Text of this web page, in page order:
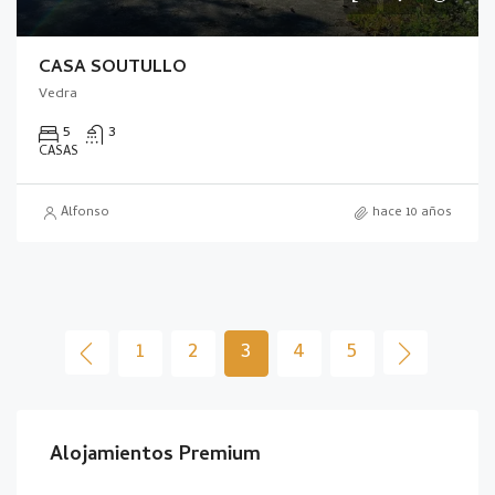
CASA SOUTULLO
Vedra
5 3
CASAS
Alfonso hace 10 años
1 2 3 4 5
Alojamientos Premium